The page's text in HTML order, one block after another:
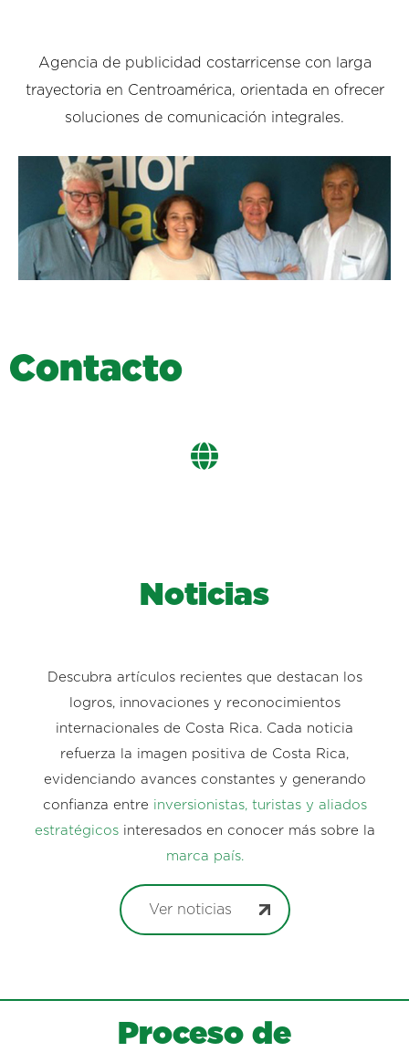
Agencia de publicidad costarricense con larga
trayectoria en Centroamérica, orientada en ofrecer
soluciones de comunicación integrales.
Contacto
Noticias
Descubra artículos recientes que destacan los
logros, innovaciones y reconocimientos
internacionales de Costa Rica. Cada noticia
refuerza la imagen positiva de Costa Rica,
evidenciando avances constantes y generando
confianza entre inversionistas, turistas y aliados
estratégicos interesados en conocer más sobre la
marca país.
Ver noticias
Proceso de